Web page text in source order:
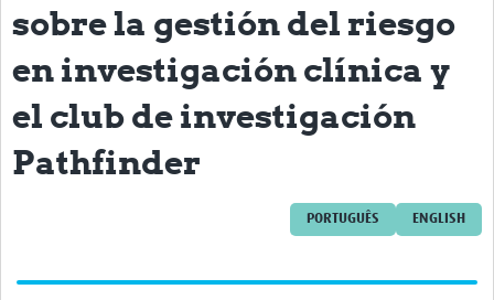
Clínica de datos
Sesiones de Aprendizaje Asistido
Mentoría
Talleres
Otras Actividades
sobre la gestión del riesgo
en investigación clínica y
el club de investigación
Pathfinder
PORTUGUÊS ENGLISH